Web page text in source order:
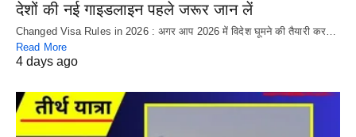
देशों की नई गाइडलाइन पहले जरूर जान लें
Changed Visa Rules in 2026 : अगर आप 2026 में विदेश घूमने की तैयारी कर…
Read More
4 days ago